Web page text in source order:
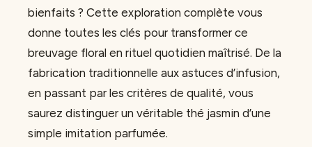
bienfaits ? Cette exploration complète vous
donne toutes les clés pour transformer ce
breuvage floral en rituel quotidien maîtrisé. De la
fabrication traditionnelle aux astuces d’infusion,
en passant par les critères de qualité, vous
saurez distinguer un véritable thé jasmin d’une
simple imitation parfumée.